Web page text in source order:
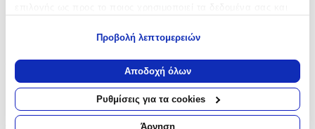
Να συλλέξουμε πληροφορίες σχετικά με τη γεωγραφική
σας τοποθεσία, οι οποίες μπορεί να είναι ακριβείς σε
απόσταση μερικών μέτρων
Να αναγνωρίσουμε τη συσκευή σας σαρώνοντας ενεργά
για συγκεκριμένα χαρακτηριστικά (δακτυλικό αποτύπωμα)
Προβολή λεπτομερειών
Αποδοχή όλων
Ρυθμίσεις για τα cookies
Άρνηση
Είδος
Μπαλώματα
Αξιολογήσεις